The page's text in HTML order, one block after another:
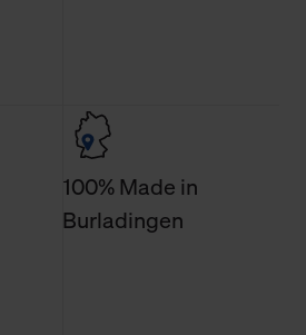
und die damit verbundene
sowie die bis zum Zeitpunkt der
Daten.
Cookies und Web-
100% Made in
Burladingen